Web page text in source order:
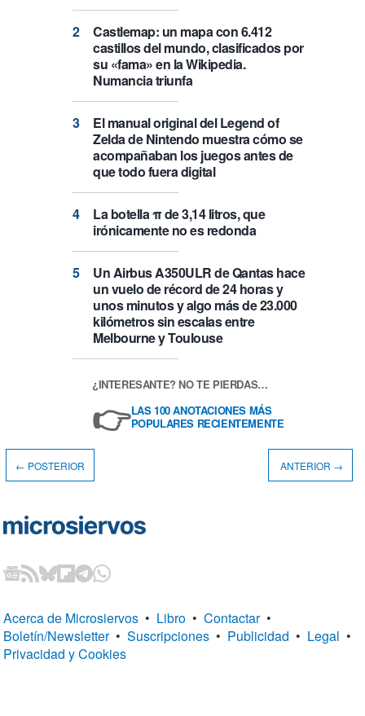
Castlemap: un mapa con 6.412
castillos del mundo, clasificados por
su «fama» en la Wikipedia.
Numancia triunfa
El manual original del Legend of
Zelda de Nintendo muestra cómo se
acompañaban los juegos antes de
que todo fuera digital
La botella π de 3,14 litros, que
irónicamente no es redonda
Un Airbus A350ULR de Qantas hace
un vuelo de récord de 24 horas y
unos minutos y algo más de 23.000
kilómetros sin escalas entre
Melbourne y Toulouse
¿INTERESANTE? NO TE PIERDAS…
👉LAS 100 ANOTACIONES MÁS
POPULARES RECIENTEMENTE
← POSTERIOR ANTERIOR →
Acerca de Microsiervos • Libro • Contactar •
Boletín/Newsletter • Suscripciones • Publicidad • Legal •
Privacidad y Cookies